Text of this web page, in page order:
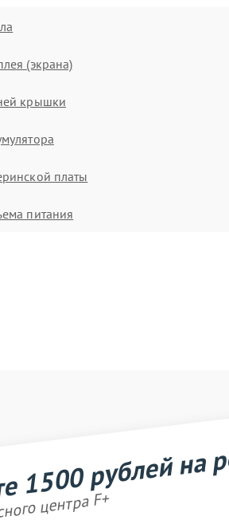
(экрана)
крышки
платы
питания
1500 рублей на
центра F+